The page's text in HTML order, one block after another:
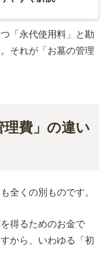
「永代使用料」と勘
それが「お墓の管理
理費」の違い
全くの別ものです。
得るためのお金で
から、いわゆる「初